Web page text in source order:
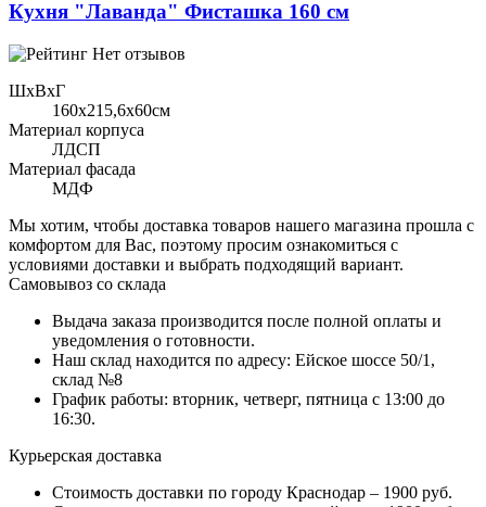
Кухня "Лаванда" Фисташка 160 см
Нет отзывов
ШхВхГ
160x215,6х60см
Материал корпуса
ЛДСП
Материал фасада
МДФ
Мы хотим, чтобы доставка товаров нашего магазина прошла с
комфортом для Вас, поэтому просим ознакомиться с
условиями доставки и выбрать подходящий вариант.
Самовывоз со склада
Выдача заказа производится после полной оплаты и
уведомления о готовности.
Наш склад находится по адресу: Ейское шоссе 50/1,
склад №8
График работы: вторник, четверг, пятница с 13:00 до
16:30.
Курьерская доставка
Стоимость доставки по городу Краснодар – 1900 руб.